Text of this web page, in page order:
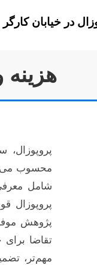
در خیابان
هزینه
محسوب
شامل
پروپوزال
پژوهش
تقاضا
مهم‌تر،